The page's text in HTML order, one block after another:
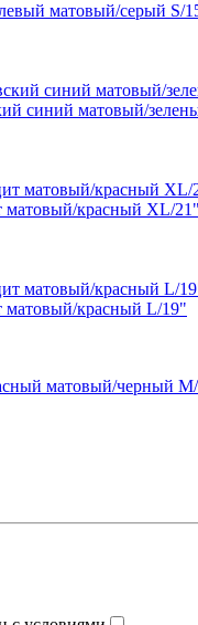
матовый/серый S/
синий матовый/
матовый/красный XL/21"
матовый/красный L/19"
матовый/черный